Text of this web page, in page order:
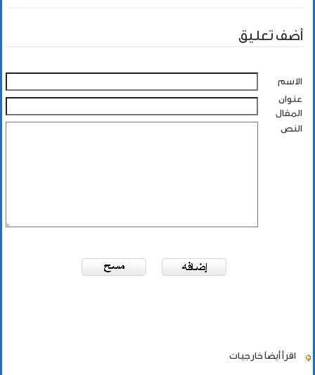
أضف تعليق
الاسم
عنوان
المقال
النص
اقرأ أيضاً خارجيات